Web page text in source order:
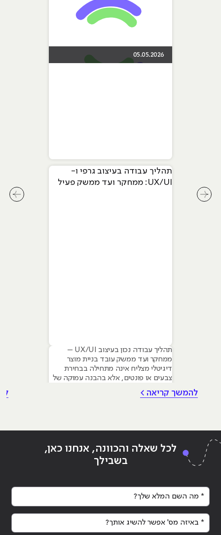
05.05.2026
תהליך עבודה בעיצוב גרפי ו-
UX/UI: ממחקר ועד ממשק פעיל
תהליך עבודה נכון בעיצוב UX/UI –
ממחקר ועד ממשק עובד בניית מוצר
דיגיטלי מצליח אינה מתחילה בבחירת
צבעים או פונטים, אלא בהבנה עמוקה של
Continue reading "קורס עיצוב גרפי – המסלול המלא
להמשך קריאה >
לחץ לחץ לשיקופית קודמת בסליידר מאמרים
לכל שאלה והכוונה, אנחנו כאן,
בשבילך
* מה השם המלא שלך?
* באיזה מס' אפשר להשיג אותך?